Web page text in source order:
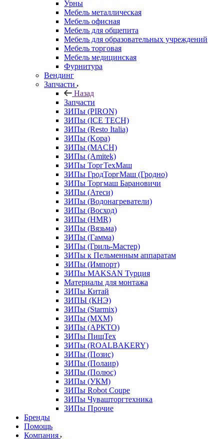
Урны
Мебель металлическая
Мебель офисная
Мебель для общепита
Мебель для образовательных учреждений
Мебель торговая
Мебель медицинская
Фурнитура
Вендинг
Запчасти
Назад
Запчасти
ЗИПы (PIRON)
ЗИПы (ICE TECH)
ЗИПы (Resto Italia)
ЗИПы (Kopa)
ЗИПы (MACH)
ЗИПы (Amitek)
ЗИПы ТоргТехМаш
ЗИПы ГродТоргМаш (Гродно)
ЗИПы Торгмаш Барановичи
ЗИПы (Атеси)
ЗИПы (Водонагреватели)
ЗИПы (Восход)
ЗИПы (HMR)
ЗИПы (Вязьма)
ЗИПы (Гамма)
ЗИПы (Гриль-Мастер)
ЗИПы к Пельменным аппаратам
ЗИПы (Импорт)
ЗИПы MAKSAN Турция
Материалы для монтажа
ЗИПы Китай
ЗИПЫ (КНЭ)
ЗИПы (Starmix)
ЗИПы (МХМ)
ЗИПы (АРКТО)
ЗИПы ПищТех
ЗИПы (ROALBAKERY)
ЗИПы (Позис)
ЗИПы (Полаир)
ЗИПы (Полюс)
ЗИПы (УКМ)
ЗИПы Robot Coupe
ЗИПы Чувашторгтехника
ЗИПы Прочие
Бренды
Помощь
Компания